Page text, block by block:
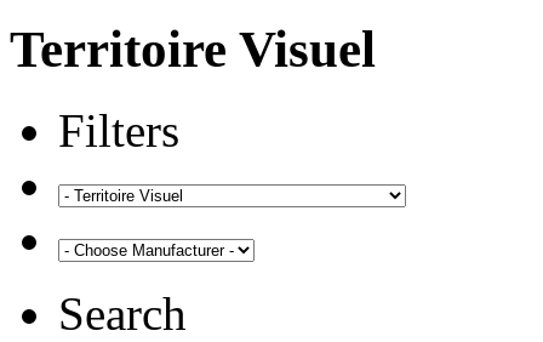
Territoire Visuel
Filters
Search